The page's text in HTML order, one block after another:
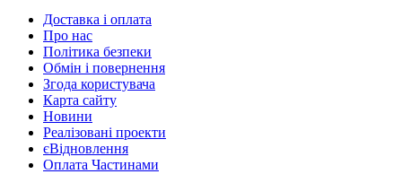
Доставка і оплата
Про нас
Політика безпеки
Обмін і повернення
Згода користувача
Карта сайту
Новини
Реалізовані проекти
єВідновлення
Оплата Частинами